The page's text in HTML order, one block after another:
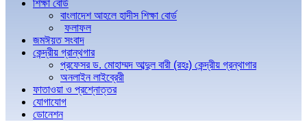
শিক্ষা বোর্ড
বাংলাদেশ আহলে হাদীস শিক্ষা বোর্ড
ফলাফল
জমঈয়ত সংবাদ
কেন্দ্রীয় গ্রান্থগার
প্রফেসর ড. মোহাম্মদ আব্দুল বারী (রহঃ) কেন্দ্রীয় গ্রন্থাগার
অনলাইন লাইব্রেরী
ফাতাওয়া ও প্রশ্নোত্তর
যোগাযোগ
ডোনেশন